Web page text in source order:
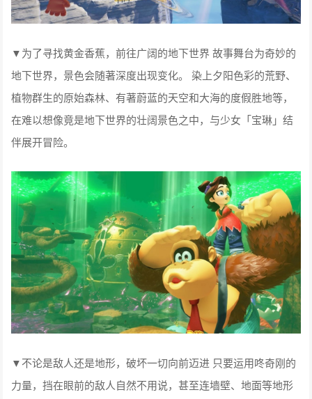
▼为了寻找黄金香蕉，前往广阔的地下世界 故事舞台为奇妙的
地下世界，景色会随著深度出现变化。 染上夕阳色彩的荒野、
植物群生的原始森林、有著蔚蓝的天空和大海的度假胜地等，
在难以想像竟是地下世界的壮阔景色之中，与少女「宝琳」结
伴展开冒险。
▼不论是敌人还是地形，破坏一切向前迈进 只要运用咚奇刚的
力量，挡在眼前的敌人自然不用说，甚至连墙壁、地面等地形